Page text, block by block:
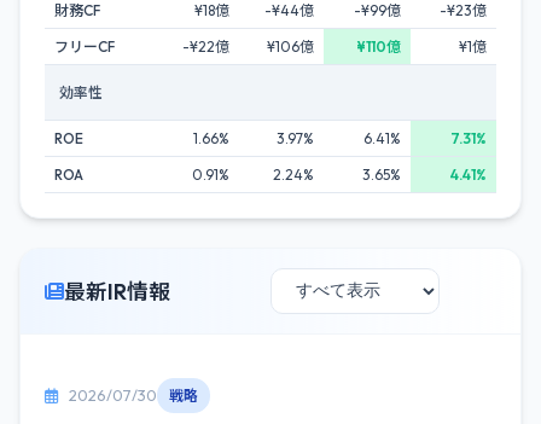
財務CF
¥18億 -¥44億 -¥99億
-¥23億
フリーCF
-¥22億 ¥106億 ¥110億 ¥1億
効率性
ROE 1.66% 3.97% 6.41%
7.31%
ROA
0.91% 2.24% 3.65% 4.41%
最新IR情報
2026/07/30 戦略